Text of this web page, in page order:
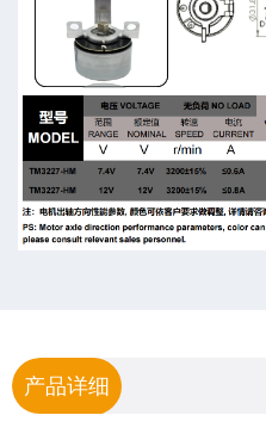
产品详细